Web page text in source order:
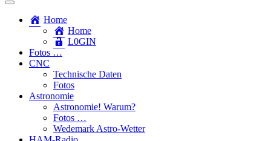
Toggle
search
field
Home
Home
L​0​​GIN
Fotos …
CNC
Technische Daten
Fotos
Astronomie
Astronomie! Warum?
Fotos …
Wedemark Astro-Wetter